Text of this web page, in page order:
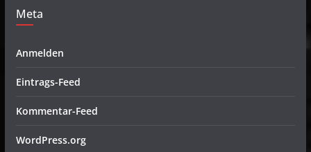
Meta
Anmelden
Eintrags-Feed
Kommentar-Feed
WordPress.org